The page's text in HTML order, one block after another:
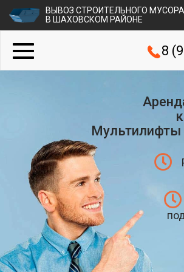
ВЫВОЗ СТРОИТЕЛЬНОГО
В ШАХОВСКОМ РАЙОНЕ
8
Мультилифты